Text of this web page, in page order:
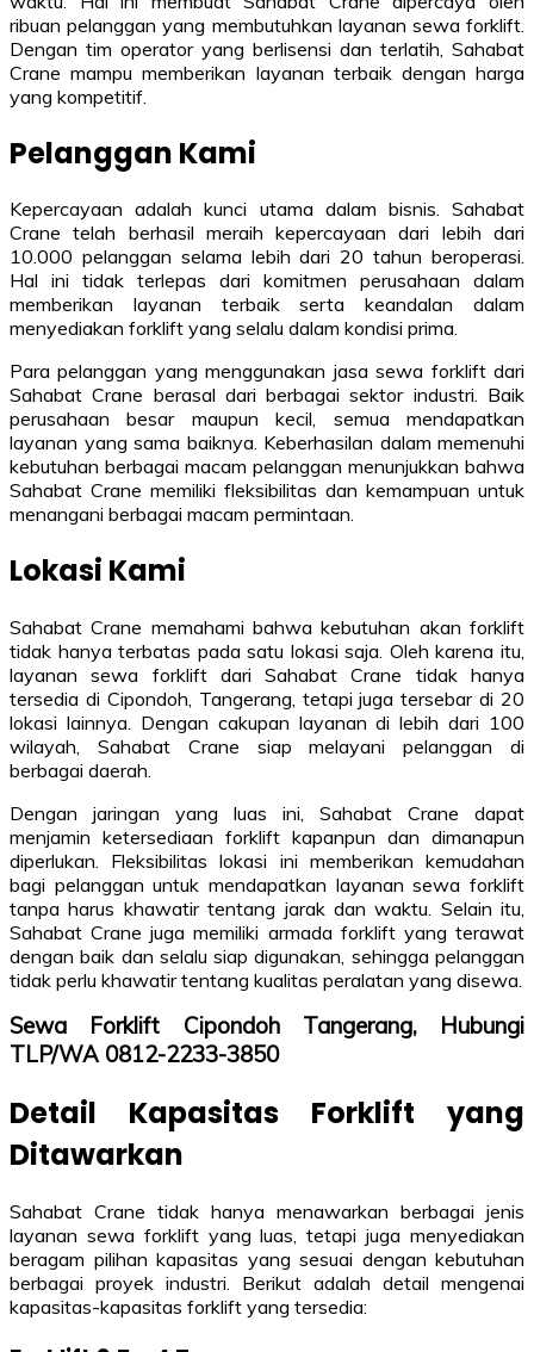
ribuan pelanggan yang membutuhkan layanan sewa forklift.
Dengan tim operator yang berlisensi dan terlatih, Sahabat
Crane mampu memberikan layanan terbaik dengan harga
yang kompetitif.
Pelanggan Kami
Kepercayaan adalah kunci utama dalam bisnis. Sahabat
Crane telah berhasil meraih kepercayaan dari lebih dari
10.000 pelanggan selama lebih dari 20 tahun beroperasi.
Hal ini tidak terlepas dari komitmen perusahaan dalam
memberikan layanan terbaik serta keandalan dalam
menyediakan forklift yang selalu dalam kondisi prima.
Para pelanggan yang menggunakan jasa sewa forklift dari
Sahabat Crane berasal dari berbagai sektor industri. Baik
perusahaan besar maupun kecil, semua mendapatkan
layanan yang sama baiknya. Keberhasilan dalam memenuhi
kebutuhan berbagai macam pelanggan menunjukkan bahwa
Sahabat Crane memiliki fleksibilitas dan kemampuan untuk
menangani berbagai macam permintaan.
Lokasi Kami
Sahabat Crane memahami bahwa kebutuhan akan forklift
tidak hanya terbatas pada satu lokasi saja. Oleh karena itu,
layanan sewa forklift dari Sahabat Crane tidak hanya
tersedia di Cipondoh, Tangerang, tetapi juga tersebar di 20
lokasi lainnya. Dengan cakupan layanan di lebih dari 100
wilayah, Sahabat Crane siap melayani pelanggan di
berbagai daerah.
Dengan jaringan yang luas ini, Sahabat Crane dapat
menjamin ketersediaan forklift kapanpun dan dimanapun
diperlukan. Fleksibilitas lokasi ini memberikan kemudahan
bagi pelanggan untuk mendapatkan layanan sewa forklift
tanpa harus khawatir tentang jarak dan waktu. Selain itu,
Sahabat Crane juga memiliki armada forklift yang terawat
dengan baik dan selalu siap digunakan, sehingga pelanggan
tidak perlu khawatir tentang kualitas peralatan yang disewa.
Sewa Forklift Cipondoh Tangerang, Hubungi
TLP/WA 0812-2233-3850
Detail Kapasitas Forklift yang
Ditawarkan
Sahabat Crane tidak hanya menawarkan berbagai jenis
layanan sewa forklift yang luas, tetapi juga menyediakan
beragam pilihan kapasitas yang sesuai dengan kebutuhan
berbagai proyek industri. Berikut adalah detail mengenai
kapasitas-kapasitas forklift yang tersedia: